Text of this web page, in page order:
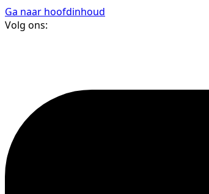
Ga naar hoofdinhoud
Volg ons: